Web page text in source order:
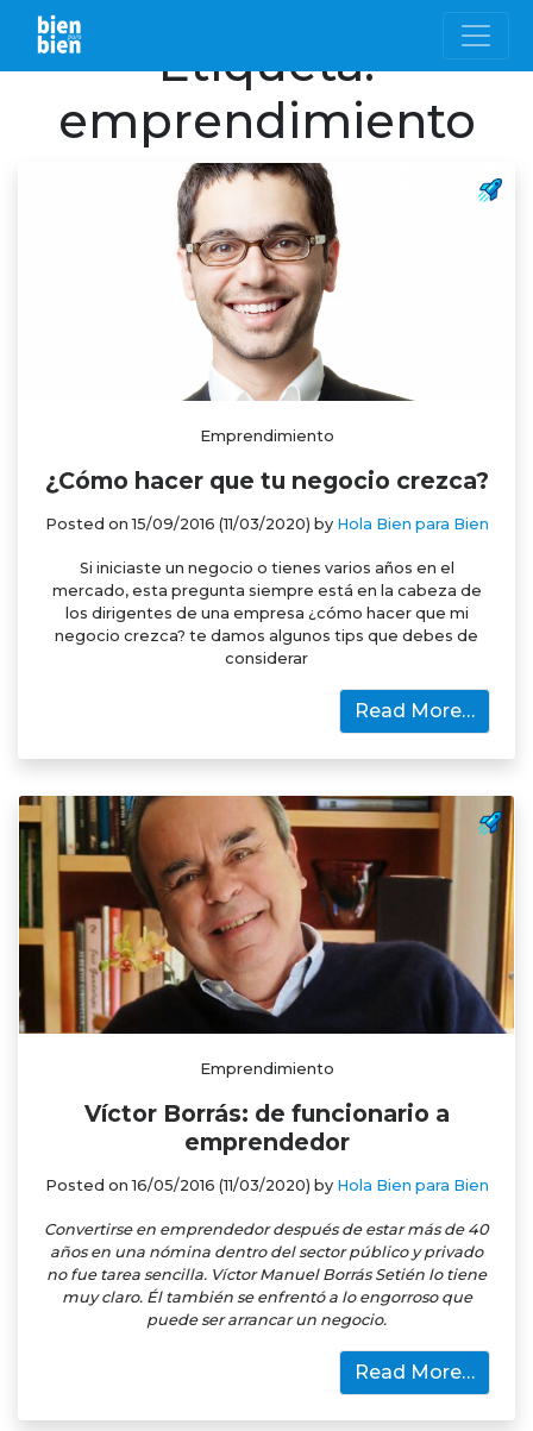
Etiqueta:
emprendimiento
Emprendimiento
¿Cómo hacer que tu negocio crezca?
Posted on15/09/2016 (11/03/2020) byHola Bien para Bien
Si iniciaste un negocio o tienes varios años en el
mercado, esta pregunta siempre está en la cabeza de
los dirigentes de una empresa ¿cómo hacer que mi
negocio crezca? te damos algunos tips que debes de
considerar
Read More…
Emprendimiento
Víctor Borrás: de funcionario a
emprendedor
Posted on16/05/2016 (11/03/2020) byHola Bien para Bien
Convertirse en emprendedor después de estar más de 40
años en una nómina dentro del sector público y privado
no fue tarea sencilla. Víctor Manuel Borrás Setién lo tiene
muy claro. Él también se enfrentó a lo engorroso que
puede ser arrancar un negocio.
Read More…